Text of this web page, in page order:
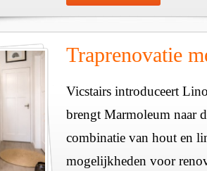
Traprenovatie
Vicstairs introduceert
brengt Marmoleum naar
combinatie van hout en
mogelijkheden voor